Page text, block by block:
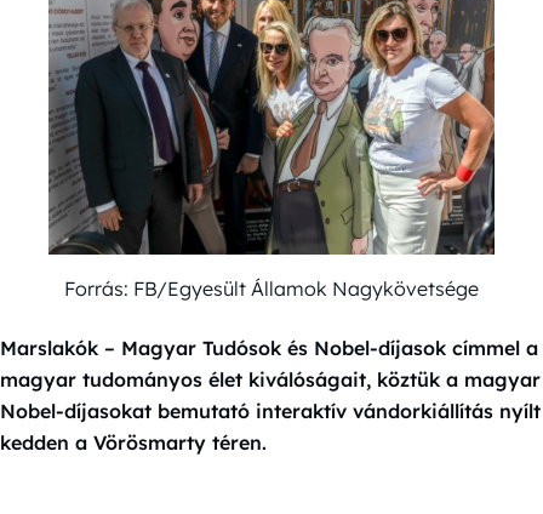
Forrás: FB/Egyesült Államok Nagykövetsége
Marslakók – Magyar Tudósok és Nobel-díjasok címmel a
magyar tudományos élet kiválóságait, köztük a magyar
Nobel-díjasokat bemutató interaktív vándorkiállítás nyílt
kedden a Vörösmarty téren.